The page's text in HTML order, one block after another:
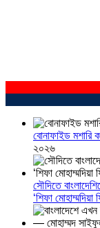
বোনাফাইড মশারি
২০২৬
সৌদিতে
‘শিফা মোহাম্মদিয়া